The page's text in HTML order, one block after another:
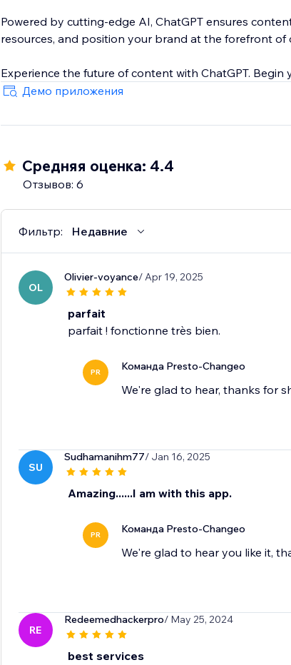
Powered by cutting-edge AI, ChatGPT ensures
resources, and position your brand at the forefront of
Experience the future of content with ChatGPT.
potential of AI-driven content creation. Join the
Демо приложения
Средняя оценка: 4.4
Отзывов: 6
Фильтр: Недавние
OL
Olivier-voyance/ Apr 19, 2025
parfait
parfait ! fonctionne très bien.
PR Команда Presto-Changeo
We're glad to hear, thanks for
SU
Sudhamanihm77/ Jan 16, 2025
Amazing......I am with this app.
PR Команда Presto-Changeo
We're glad to hear you like it,
RE
Redeemedhackerpro/ May 25, 2024
best services